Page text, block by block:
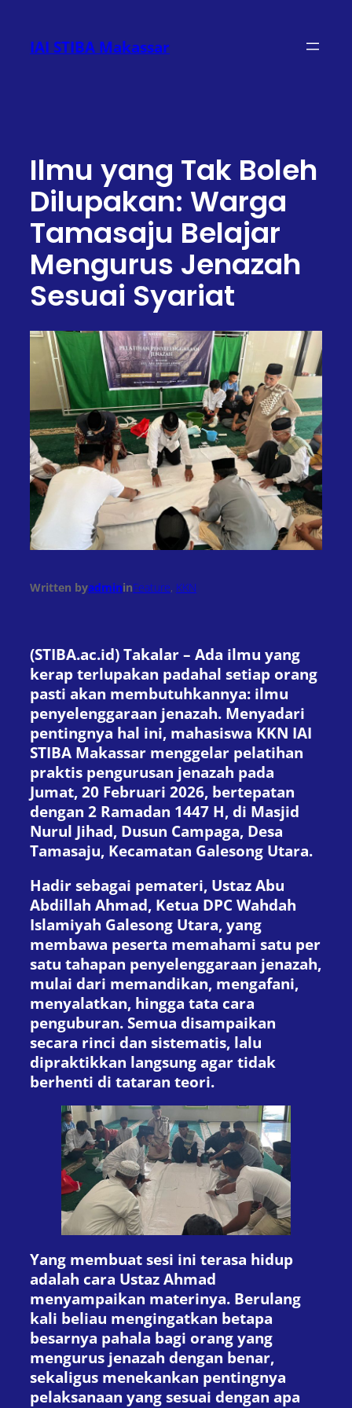
konten
IAI STIBA Makassar
Ilmu yang Tak Boleh
Dilupakan: Warga
Tamasaju Belajar
Mengurus Jenazah
Sesuai Syariat
Written byadmininFeature, KKN
(STIBA.ac.id) Takalar – Ada ilmu yang
kerap terlupakan padahal setiap orang
pasti akan membutuhkannya: ilmu
penyelenggaraan jenazah. Menyadari
pentingnya hal ini, mahasiswa KKN IAI
STIBA Makassar menggelar pelatihan
praktis pengurusan jenazah pada
Jumat, 20 Februari 2026, bertepatan
dengan 2 Ramadan 1447 H, di Masjid
Nurul Jihad, Dusun Campaga, Desa
Tamasaju, Kecamatan Galesong Utara.
Hadir sebagai pemateri, Ustaz Abu
Abdillah Ahmad, Ketua DPC Wahdah
Islamiyah Galesong Utara, yang
membawa peserta memahami satu per
satu tahapan penyelenggaraan jenazah,
mulai dari memandikan, mengafani,
menyalatkan, hingga tata cara
penguburan. Semua disampaikan
secara rinci dan sistematis, lalu
dipraktikkan langsung agar tidak
berhenti di tataran teori.
Yang membuat sesi ini terasa hidup
adalah cara Ustaz Ahmad
menyampaikan materinya. Berulang
kali beliau mengingatkan betapa
besarnya pahala bagi orang yang
mengurus jenazah dengan benar,
sekaligus menekankan pentingnya
pelaksanaan yang sesuai dengan apa